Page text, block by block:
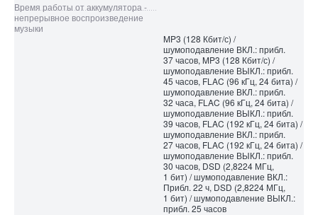
Время работы от аккумулятора -
непрерывное воспроизведение
музыки
MP3 (128 Кбит/с) /
шумоподавление ВКЛ.: прибл.
37 часов, MP3 (128 Кбит/с) /
шумоподавление ВЫКЛ.: прибл.
45 часов, FLAC (96 кГц, 24 бита) /
шумоподавление ВКЛ.: прибл.
32 часа, FLAC (96 кГц, 24 бита) /
шумоподавление ВЫКЛ.: прибл.
39 часов, FLAC (192 кГц, 24 бита) /
шумоподавление ВКЛ.: прибл.
27 часов, FLAC (192 кГц, 24 бита) /
шумоподавление ВЫКЛ.: прибл.
30 часов, DSD (2,8224 МГц,
1 бит) / шумоподавление ВКЛ.:
Прибл. 22 ч, DSD (2,8224 МГц,
1 бит) / шумоподавление ВЫКЛ.:
прибл. 25 часов